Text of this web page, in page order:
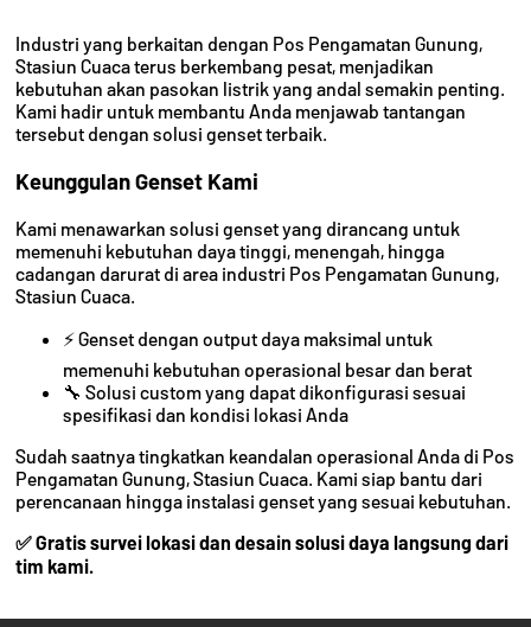
Industri yang berkaitan dengan Pos Pengamatan Gunung,
Stasiun Cuaca terus berkembang pesat, menjadikan
kebutuhan akan pasokan listrik yang andal semakin penting.
Kami hadir untuk membantu Anda menjawab tantangan
tersebut dengan solusi genset terbaik.
Keunggulan Genset Kami
Kami menawarkan solusi genset yang dirancang untuk
memenuhi kebutuhan daya tinggi, menengah, hingga
cadangan darurat di area industri Pos Pengamatan Gunung,
Stasiun Cuaca.
⚡ Genset dengan output daya maksimal untuk
memenuhi kebutuhan operasional besar dan berat
🔧 Solusi custom yang dapat dikonfigurasi sesuai
spesifikasi dan kondisi lokasi Anda
Sudah saatnya tingkatkan keandalan operasional Anda di Pos
Pengamatan Gunung, Stasiun Cuaca. Kami siap bantu dari
perencanaan hingga instalasi genset yang sesuai kebutuhan.
✅ Gratis survei lokasi dan desain solusi daya langsung dari
tim kami.